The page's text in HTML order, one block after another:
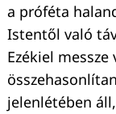
a próféta
Istentől való
Ezékiel
jelenlétében